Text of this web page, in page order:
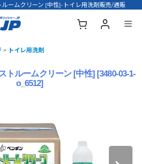
ームクリーン [中性]-トイレ用洗剤販売/通販
> トイレ用洗剤
トルームクリーン [中性] [3480-03-1-
o_6512]